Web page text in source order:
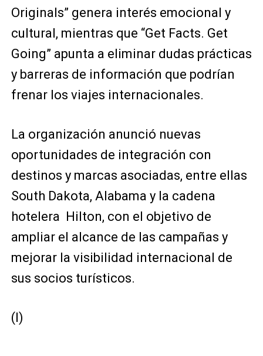
Originals” genera interés emocional y
cultural, mientras que “Get Facts. Get
Going” apunta a eliminar dudas prácticas
y barreras de información que podrían
frenar los viajes internacionales.
La organización anunció nuevas
oportunidades de integración con
destinos y marcas asociadas, entre ellas
South Dakota, Alabama y la cadena
hotelera Hilton, con el objetivo de
ampliar el alcance de las campañas y
mejorar la visibilidad internacional de
sus socios turísticos.
(I)